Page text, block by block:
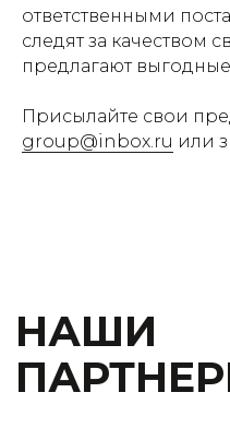
ответственными
следят за качеством
предлагают
Присылайте свои
group@inbox.ru или
НАШИ
ПАРТНЕРЫ